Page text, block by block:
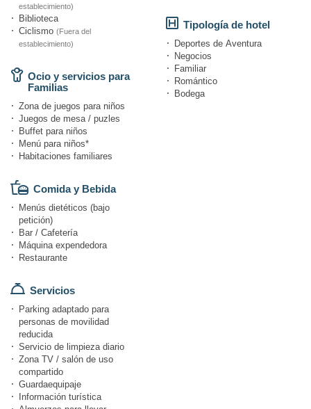
establecimiento)
Biblioteca
Ciclismo (Fuera del
establecimiento)
Ocio y servicios para
Familias
Zona de juegos para niños
Juegos de mesa / puzles
Buffet para niños
Menú para niños*
Habitaciones familiares
Comida y Bebida
Menús dietéticos (bajo
petición)
Bar / Cafetería
Máquina expendedora
Restaurante
Servicios
Parking adaptado para
personas de movilidad
reducida
Servicio de limpieza diario
Zona TV / salón de uso
compartido
Guardaequipaje
Información turística
Tipología de hotel
Deportes de Aventura
Negocios
Familiar
Romántico
Bodega